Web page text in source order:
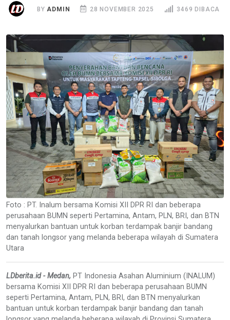
BY ADMIN 28 NOVEMBER 2025 3469 DIBACA
Foto : PT. Inalum bersama Komisi XII DPR RI dan beberapa
perusahaan BUMN seperti Pertamina, Antam, PLN, BRI, dan BTN
menyalurkan bantuan untuk korban terdampak banjir bandang
dan tanah longsor yang melanda beberapa wilayah di Sumatera
Utara
LDberita.id - Medan, PT Indonesia Asahan Aluminium (INALUM)
bersama Komisi XII DPR RI dan beberapa perusahaan BUMN
seperti Pertamina, Antam, PLN, BRI, dan BTN menyalurkan
bantuan untuk korban terdampak banjir bandang dan tanah